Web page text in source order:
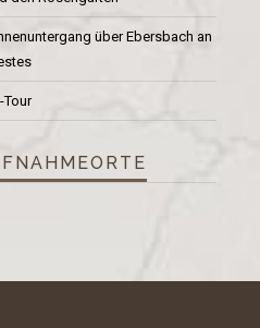
über Ebersbach an
Tour